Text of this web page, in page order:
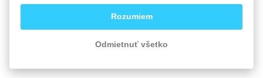
Rozumiem
Odmietnuť všetko